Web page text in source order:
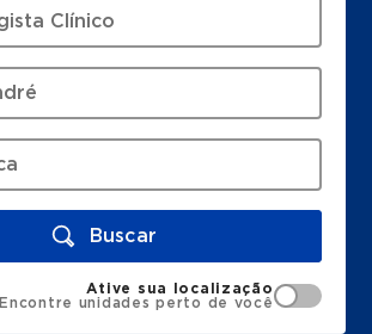
Buscar
Ative sua localização
Encontre unidades perto de você